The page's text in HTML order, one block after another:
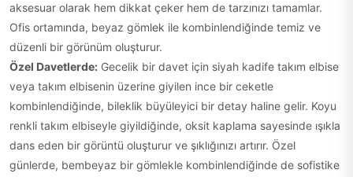
aksesuar olarak hem dikkat çeker hem de tarzınızı tamamlar.
Ofis ortamında, beyaz gömlek ile kombinlendiğinde temiz ve
düzenli bir görünüm oluşturur.
Özel Davetlerde: Gecelik bir davet için siyah kadife takım elbise
veya takım elbisenin üzerine giyilen ince bir ceketle
kombinlendiğinde, bileklik büyüleyici bir detay haline gelir. Koyu
renkli takım elbiseyle giyildiğinde, oksit kaplama sayesinde ışıkla
dans eden bir görüntü oluşturur ve şıklığınızı artırır. Özel
günlerde, bembeyaz bir gömlekle kombinlendiğinde de sofistike